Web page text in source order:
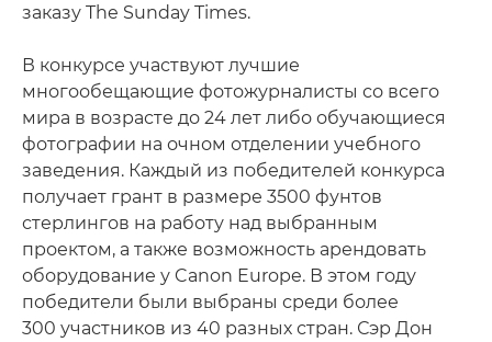
заказу The Sunday Times.
В конкурсе участвуют лучшие
многообещающие фотожурналисты со всего
мира в возрасте до 24 лет либо обучающиеся
фотографии на очном отделении учебного
заведения. Каждый из победителей конкурса
получает грант в размере 3500 фунтов
стерлингов на работу над выбранным
проектом, а также возможность арендовать
оборудование у Canon Europe. В этом году
победители были выбраны среди более
300 участников из 40 разных стран. Сэр Дон